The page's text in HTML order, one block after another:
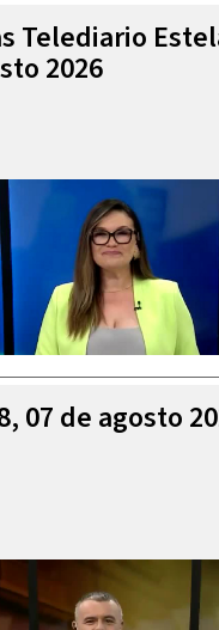
Telediario
2026
07 de agosto